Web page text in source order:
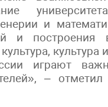
и
и построения
культура
играют
–